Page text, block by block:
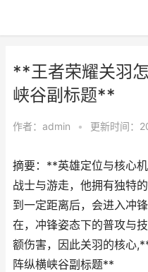
**王者荣耀关羽
峡谷副标题**
作者： admin • 更新时间：
摘要：**英雄定位与核心
战士与游走，他拥有独特
到一定距离后，会进入冲
在，冲锋姿态下的普攻与
额伤害，因此关羽的核心
阵纵横峡谷副标题**